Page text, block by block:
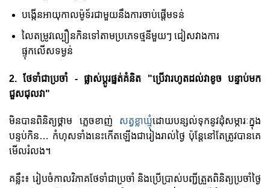
បង្កើនអាយុកាលម៉ូទ័រជាមួយនឹងការចាប់ផ្តើមទន់
លៃតម្រូវល្បឿនកិនទៅតាមប្រភេទថ្មនីមួយៗ ជៀសវាងការ
ផ្ទុកលើសទម្ងន់
2. ថែទាំជាប្រចាំ - ផ្លាស់ប្តូរផ្នត់គំនិត "ប្រើវារហូតដល់វាខូច បន្ទាប់មក
ជួសជុលវា"
មិនបានពិនិត្យថ្គាម ភ្លេចខាញ់ សត្វខ្លាឃ្មុំដោយបន្សល់ទុកនូវដុំសម្ភារៈក្នុង
បន្ទប់កិន… កំហុសទាំងនេះកើតឡើងជារៀងរាល់ថ្ងៃ ប៉ុន្តែនៅតែត្រូវបានគេ
មើលរំលង។
គន្លឹះ៖ រៀបចំកាលវិភាគថែទាំជាប្រចាំ និងប្រើប្រាស់បញ្ជីត្រួតពិនិត្យប្រចាំថ្ងៃ